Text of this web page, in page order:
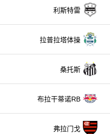
利斯特雷
拉普拉塔体操
桑托斯
布拉干蒂诺RB
弗拉门戈